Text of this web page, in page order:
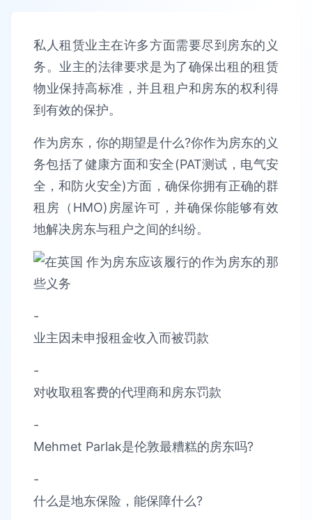
私人租赁业主在许多方面需要尽到房东的义
务。业主的法律要求是为了确保出租的租赁
物业保持高标准，并且租户和房东的权利得
到有效的保护。
作为房东，你的期望是什么?你作为房东的义
务包括了健康方面和安全(PAT测试，电气安
全，和防火安全)方面，确保你拥有正确的群
租房（HMO)房屋许可，并确保你能够有效
地解决房东与租户之间的纠纷。
-
业主因未申报租金收入而被罚款
-
对收取租客费的代理商和房东罚款
-
Mehmet Parlak是伦敦最糟糕的房东吗?
-
什么是地东保险，能保障什么?